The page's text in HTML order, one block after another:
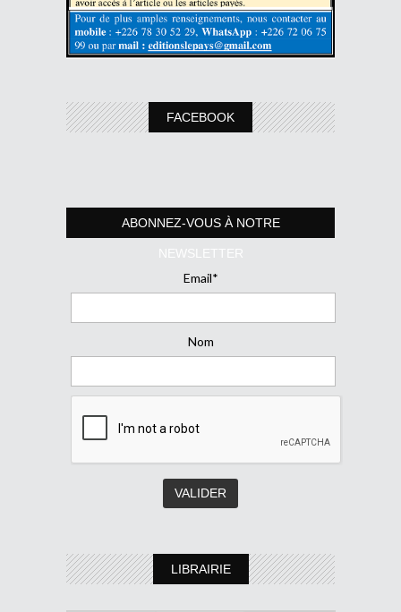
FACEBOOK
ABONNEZ-VOUS À NOTRE
NEWSLETTER
Email*
Nom
LIBRAIRIE